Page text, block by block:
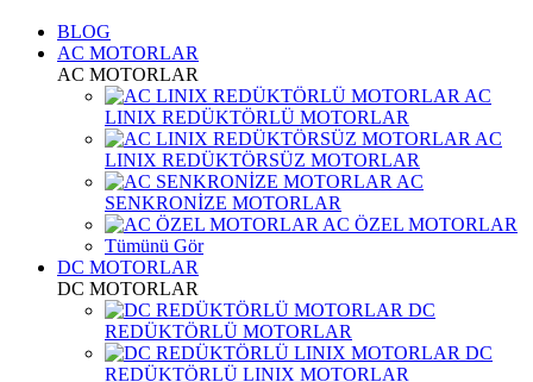
BLOG
AC MOTORLAR
AC MOTORLAR
AC
LINIX REDÜKTÖRLÜ MOTORLAR
AC
LINIX REDÜKTÖRSÜZ MOTORLAR
AC
SENKRONİZE MOTORLAR
AC ÖZEL MOTORLAR
Tümünü Gör
DC MOTORLAR
DC MOTORLAR
DC
REDÜKTÖRLÜ MOTORLAR
DC
REDÜKTÖRLÜ LINIX MOTORLAR